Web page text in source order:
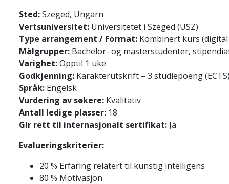
Sted:Szeged, Ungarn
Vertsuniversitet: Universitetet i Szeged (USZ)
Type arrangement / Format: Kombinert kurs
Målgrupper: Bachelor- og masterstudenter,
Varighet:Opptil 1 uke
Godkjenning: Karakterutskrift – 3 studiepoeng (ECTS)
Språk: Engelsk
Vurdering av søkere: Kvalitativ
Antall ledige plasser: 18
Gir rett til internasjonalt sertifikat: Ja
Evalueringskriterier:
20 % Erfaring relatert til kunstig intelligens
80 % Motivasjon